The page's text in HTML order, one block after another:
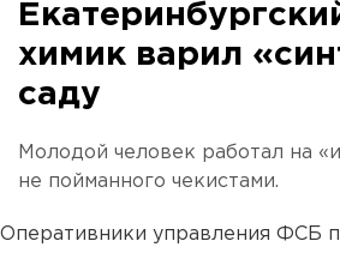
химик варил
саду
Молодой человек работал на
не пойманного чекистами.
Оперативники управления ФСБ